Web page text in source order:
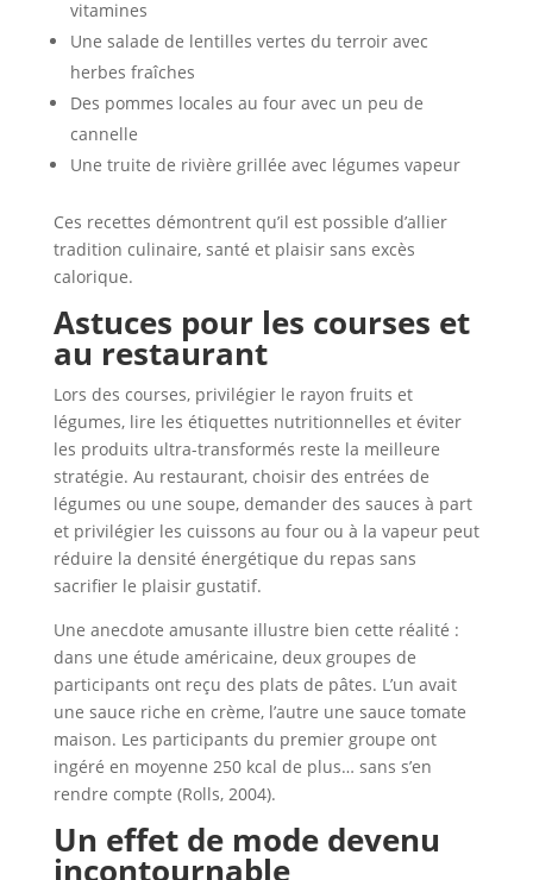
vitamines
Une salade de lentilles vertes du terroir avec
herbes fraîches
Des pommes locales au four avec un peu de
cannelle
Une truite de rivière grillée avec légumes vapeur
Ces recettes démontrent qu’il est possible d’allier
tradition culinaire, santé et plaisir sans excès
calorique.
Astuces pour les courses et
au restaurant
Lors des courses, privilégier le rayon fruits et
légumes, lire les étiquettes nutritionnelles et éviter
les produits ultra-transformés reste la meilleure
stratégie. Au restaurant, choisir des entrées de
légumes ou une soupe, demander des sauces à part
et privilégier les cuissons au four ou à la vapeur peut
réduire la densité énergétique du repas sans
sacrifier le plaisir gustatif.
Une anecdote amusante illustre bien cette réalité :
dans une étude américaine, deux groupes de
participants ont reçu des plats de pâtes. L’un avait
une sauce riche en crème, l’autre une sauce tomate
maison. Les participants du premier groupe ont
ingéré en moyenne 250 kcal de plus… sans s’en
rendre compte (Rolls, 2004).
Un effet de mode devenu
incontournable